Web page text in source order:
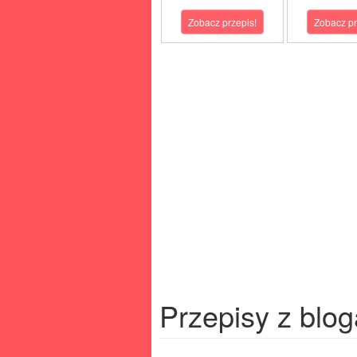
Zobacz przepis! Zobacz
Przepisy z